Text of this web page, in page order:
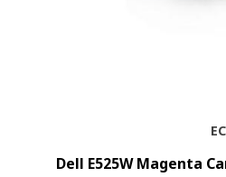
Dell E525W Magenta